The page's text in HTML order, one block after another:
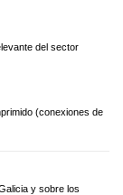
del sector
(conexiones de
y sobre los